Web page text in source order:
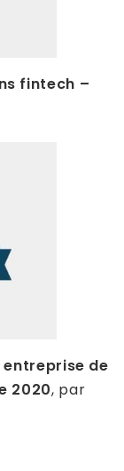
fintech –
entreprise de
2020, par